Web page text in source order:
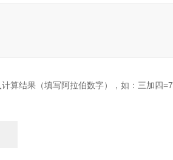
算结果（填写阿拉伯数字），如：三加四=7